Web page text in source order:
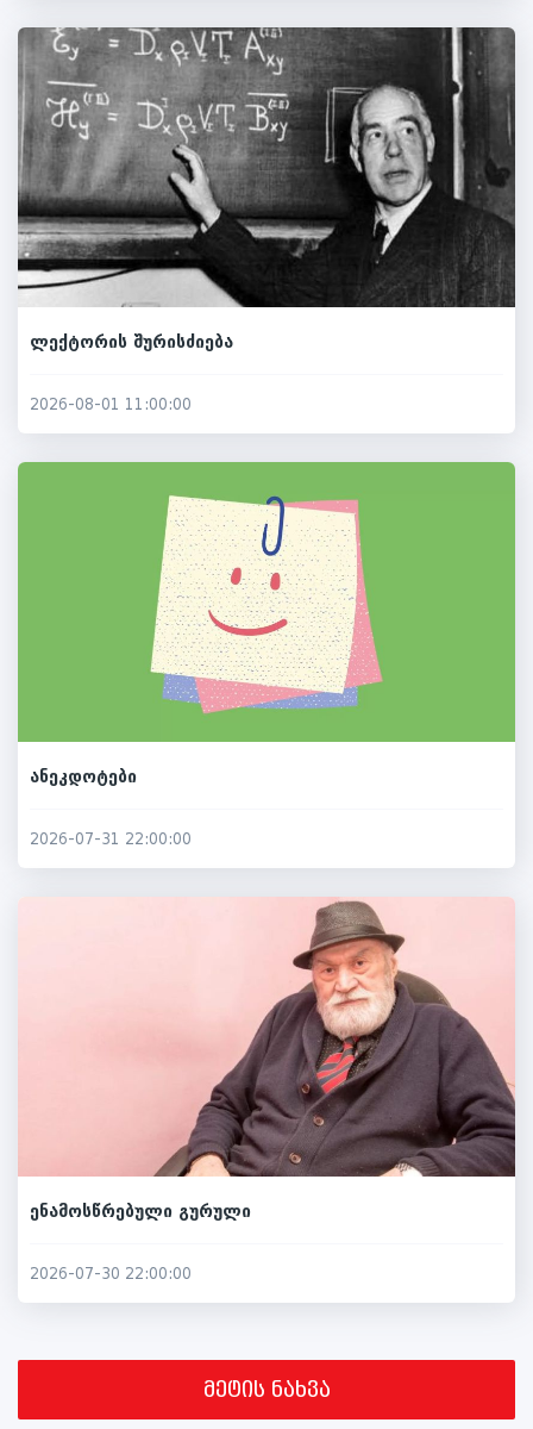
ლექტორის შურისძიება
2026-08-01 11:00:00
ანეკდოტები
2026-07-31 22:00:00
ენამოსწრებული გურული
2026-07-30 22:00:00
მეტის ნახვა